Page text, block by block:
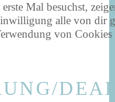
erste Mal besuchst,
alle von dir
von Cookies